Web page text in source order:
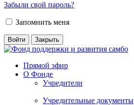
Забыли свой пароль?
Запомнить меня
Прямой эфир
О Фонде
Учредители
Учредительные документы